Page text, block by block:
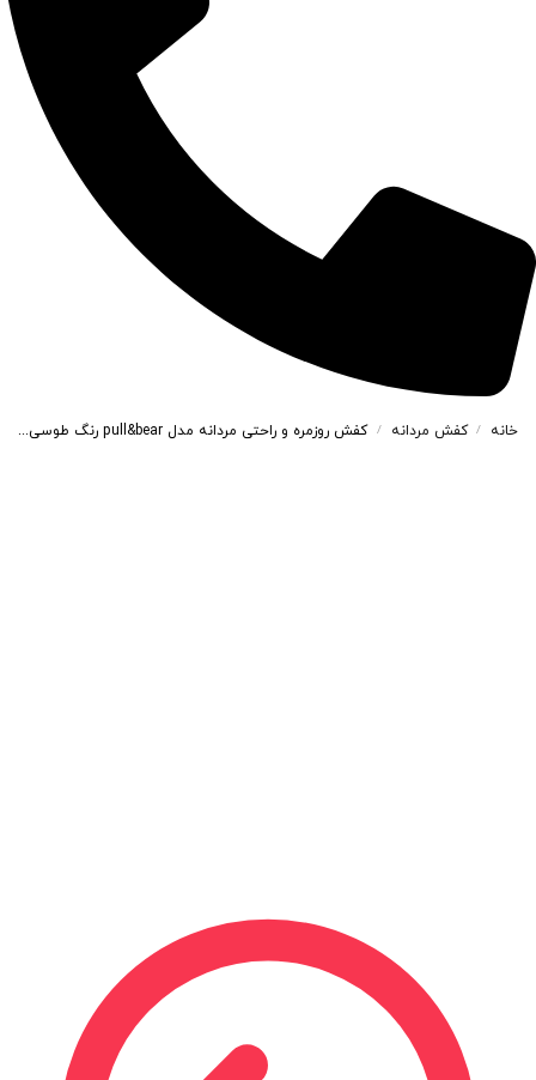
خانه / کفش مردانه / کفش روزمره و راحتی مردانه مدل pull&bear رنگ طوسی کد 41896